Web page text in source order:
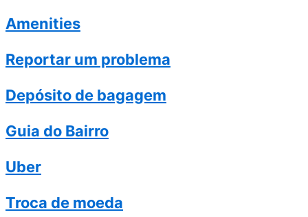
Amenities
Reportar um problema
Depósito de bagagem
Guia do Bairro
Uber
Troca de moeda